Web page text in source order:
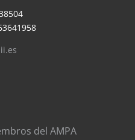
del AMPA